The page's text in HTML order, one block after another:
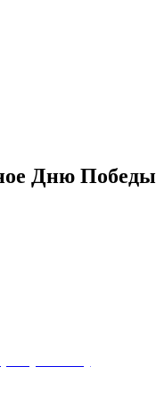
Дню Победы